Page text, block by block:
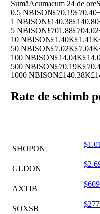
SumăAcumacum 24 de ore
0.5 NBISON£70.19£70.40
1 NBISON£140.38£140.80
5 NBISON£701.88£704.02
10 NBISON£1.40K£1.41K
50 NBISON£7.02K£7.04K
100 NBISON£14.04K
500 NBISON£70.19K
1000 NBISON£140.38K
Rate de schimb
SHOPON
GLDON
AXTIB
SOXSB